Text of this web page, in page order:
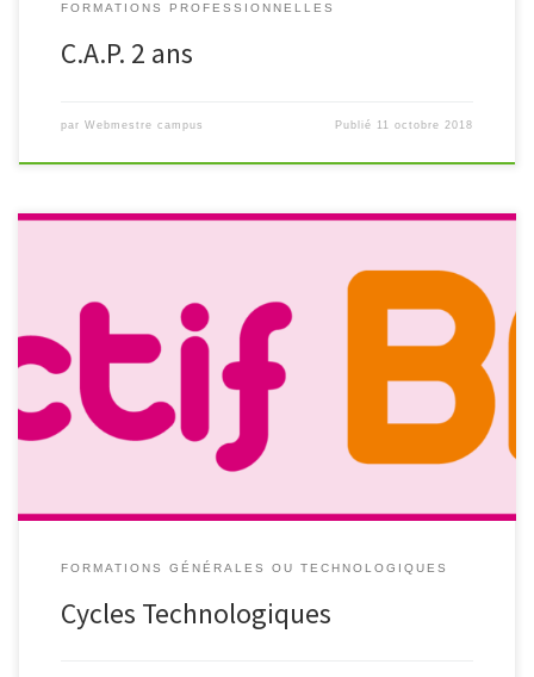
FORMATIONS PROFESSIONNELLES
C.A.P. 2 ans
par Webmestre campus Publié 11 octobre 2018
Les séries technologiques accessibles au campus​
FORMATIONS GÉNÉRALES OU TECHNOLOGIQUES
Cycles Technologiques